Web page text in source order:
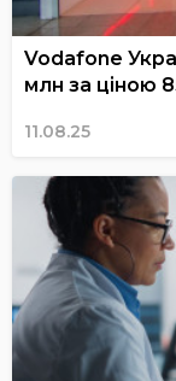
Vodafone
млн за ціною
11.08.25